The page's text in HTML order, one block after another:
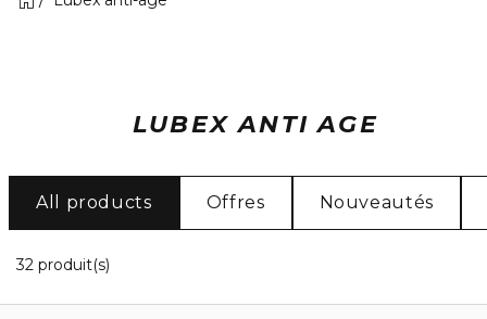
LUBEX ANTI AGE
All products Offres Nouveautés
32 produit(s)